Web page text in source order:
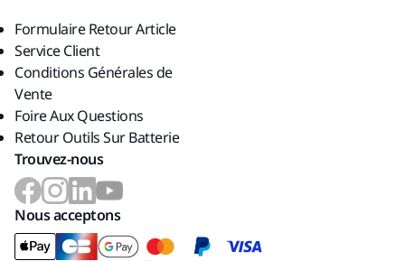
Formulaire Retour Article
Service Client
Conditions Générales de
Vente
Foire Aux Questions
Retour Outils Sur Batterie
Trouvez-nous
Nous acceptons